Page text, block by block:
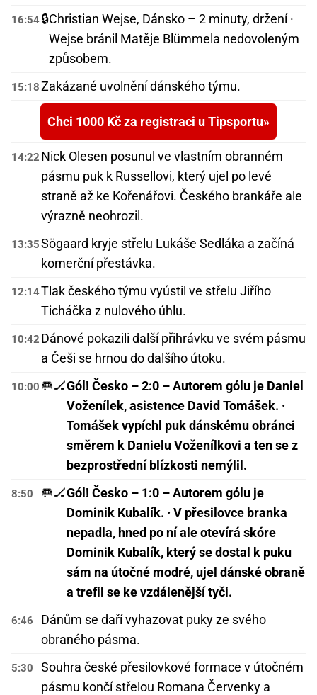
16:54🔒Christian Wejse, Dánsko – 2 minuty, držení ·
Wejse bránil Matěje Blümmela nedovoleným
způsobem.
15:18Zakázané uvolnění dánského týmu.
Chci 1000 Kč za registraci u Tipsportu
14:22 Nick Olesen posunul ve vlastním obranném
pásmu puk k Russellovi, který ujel po levé
straně až ke Kořenářovi. Českého brankáře ale
výrazně neohrozil.
13:35Sögaard kryje střelu Lukáše Sedláka a začíná
komerční přestávka.
12:14Tlak českého týmu vyústil ve střelu Jiřího
Ticháčka z nulového úhlu.
10:42 Dánové pokazili další přihrávku ve svém pásmu
a Češi se hrnou do dalšího útoku.
10:00 🥅🏒Gól! Česko – 2:0 – Autorem gólu je Daniel
Voženílek, asistence David Tomášek. ·
Tomášek vypíchl puk dánskému obránci
směrem k Danielu Voženílkovi a ten se z
bezprostřední blízkosti nemýlil.
8:50 🥅🏒Gól! Česko – 1:0 – Autorem gólu je
Dominik Kubalík. · V přesilovce branka
nepadla, hned po ní ale otevírá skóre
Dominik Kubalík, který se dostal k puku
sám na útočné modré, ujel dánské obraně
a trefil se ke vzdálenější tyči.
6:46
Dánům se daří vyhazovat puky ze svého
obraného pásma.
5:30
Souhra české přesilovkové formace v útočném
pásmu končí střelou Romana Červenky a